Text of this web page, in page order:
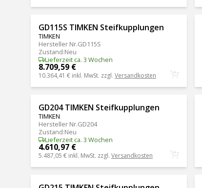
GD115S TIMKEN Steifkupplungen
TIMKEN
Hersteller Nr.GD115S
Zustand:Neu
Lieferzeit ca. 3 Wochen
8.709,59 €
10.364,41 € inkl. MwSt. zzgl. Versandkosten
GD204 TIMKEN Steifkupplungen
TIMKEN
Hersteller Nr.GD204
Zustand:Neu
Lieferzeit ca. 3 Wochen
4.610,97 €
5.487,05 € inkl. MwSt. zzgl. Versandkosten